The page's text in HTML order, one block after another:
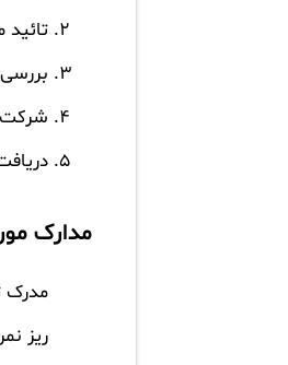
شرکت
مدارک
مدرک
ریز